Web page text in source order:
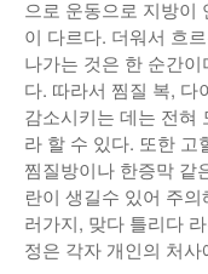
으로 운동으로 지방이
이 다르다. 더워서 흐
나가는 것은 한 순간
다. 따라서 찜질 복, 다
감소시키는 데는 전혀
라 할 수 있다. 또한 고
찜질방이나 한증막 같
란이 생길수 있어 주
러가지, 맞다 틀리다
정은 각자 개인의 처사